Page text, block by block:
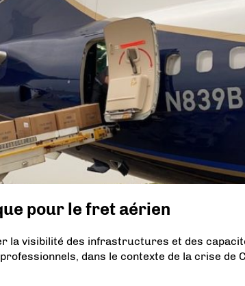
pour le fret aérien
la visibilité des infrastructures et des
dans le contexte de la crise de